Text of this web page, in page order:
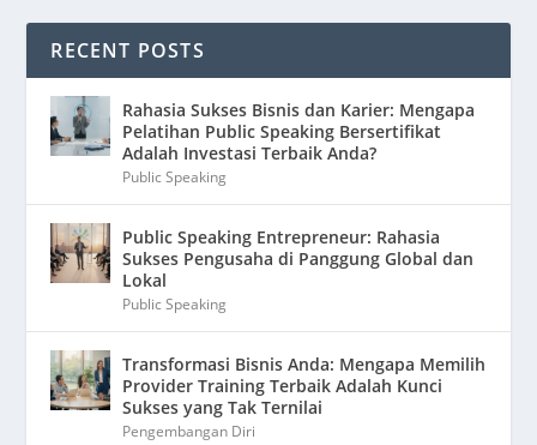
RECENT POSTS
Rahasia Sukses Bisnis dan Karier: Mengapa
Pelatihan Public Speaking Bersertifikat
Adalah Investasi Terbaik Anda?
Public Speaking
Public Speaking Entrepreneur: Rahasia
Sukses Pengusaha di Panggung Global dan
Lokal
Public Speaking
Transformasi Bisnis Anda: Mengapa Memilih
Provider Training Terbaik Adalah Kunci
Sukses yang Tak Ternilai
Pengembangan Diri